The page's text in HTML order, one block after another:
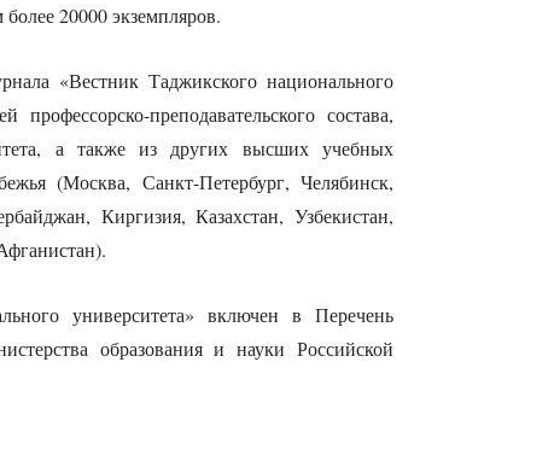
20000 экземпляров.
«Вестник Таджикского национального
преподавательского состава,
а также из других высших учебных
(Москва, Санкт-Петербург, Челябинск,
Киргизия, Казахстан, Узбекистан,
университета» включен в Перечень
образования и науки Российской